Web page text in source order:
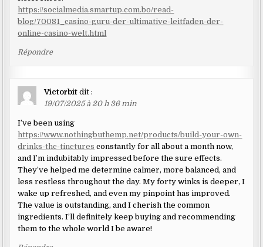
https://socialmedia.smartup.com.bo/read-
blog/70081_casino-guru-der-ultimative-leitfaden-der-
online-casino-welt.html
Répondre
Victorbit dit :
19/07/2025 à 20 h 36 min
I’ve been using
https://www.nothingbuthemp.net/products/build-your-own-
drinks-thc-tinctures constantly for all about a month now,
and I’m indubitably impressed before the sure effects.
They’ve helped me determine calmer, more balanced, and
less restless throughout the day. My forty winks is deeper, I
wake up refreshed, and even my pinpoint has improved.
The value is outstanding, and I cherish the common
ingredients. I’ll definitely keep buying and recommending
them to the whole world I be aware!